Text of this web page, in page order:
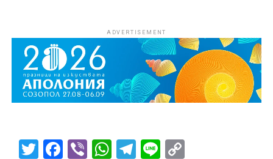
ADVERTISEMENT
Twitter
Facebook
ViberWhatsApp
Telegram
LineCopy